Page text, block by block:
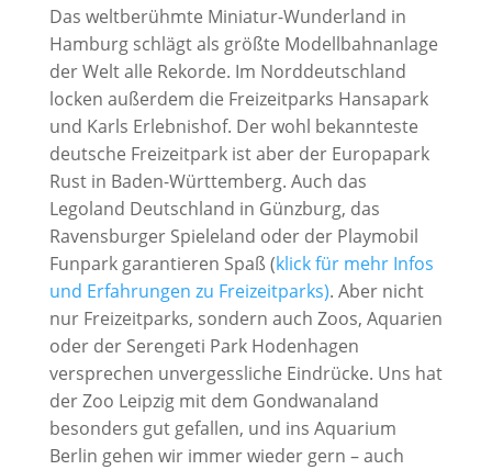
Das weltberühmte Miniatur-Wunderland in
Hamburg schlägt als größte Modellbahnanlage
der Welt alle Rekorde. Im Norddeutschland
locken außerdem die Freizeitparks Hansapark
und Karls Erlebnishof. Der wohl bekannteste
deutsche Freizeitpark ist aber der Europapark
Rust in Baden-Württemberg. Auch das
Legoland Deutschland in Günzburg, das
Ravensburger Spieleland oder der Playmobil
Funpark garantieren Spaß (klick für mehr Infos
und Erfahrungen zu Freizeitparks). Aber nicht
nur Freizeitparks, sondern auch Zoos, Aquarien
oder der Serengeti Park Hodenhagen
versprechen unvergessliche Eindrücke. Uns hat
der Zoo Leipzig mit dem Gondwanaland
besonders gut gefallen, und ins Aquarium
Berlin gehen wir immer wieder gern – auch